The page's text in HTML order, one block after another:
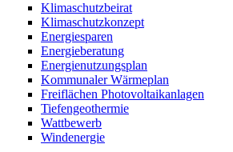
Klimaschutzbeirat
Klimaschutzkonzept
Energiesparen
Energieberatung
Energienutzungsplan
Kommunaler Wärmeplan
Freiflächen Photovoltaikanlagen
Tiefengeothermie
Wattbewerb
Windenergie